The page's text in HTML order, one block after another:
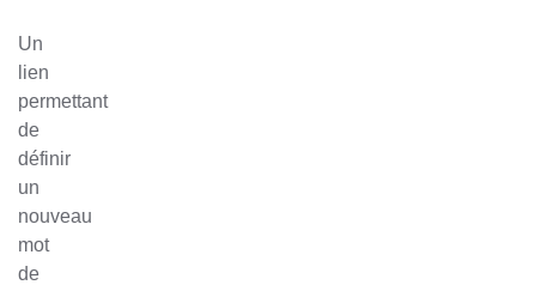
Un
lien
permettant
de
définir
un
nouveau
mot
de